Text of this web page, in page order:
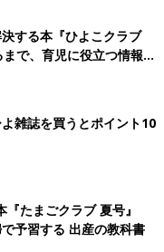
そろいで着ていて可愛
ってもキュート。三つ
する本『ひよこクラブ
で、育児に役立つ情報が
雑誌を買うとポイント10
『たまごクラブ 夏号』
予習する 出産の教科書